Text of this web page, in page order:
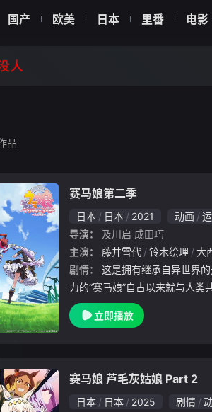
国产 欧美 日本 里番 电影
品
矶边万沙子 田村睦心 吉野裕行
大空直美
赛马娘第二季
日本 日本 2021 动画
导演：
及川启 成田巧
主演：
藤井雪代 铃木绘理 大
剧情：
力的“赛马娘”自古以来就与人类
从乡下转学到都市的特雷森学园
特别周，和同班同学们一起一边
立即播放
赛马娘 芦毛灰姑娘 Part 2
日本 日本 2025 剧情